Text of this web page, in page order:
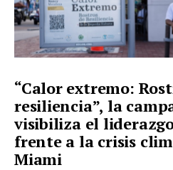
“Calor extremo:
resiliencia”, la
visibiliza el
frente a la crisis
Miami